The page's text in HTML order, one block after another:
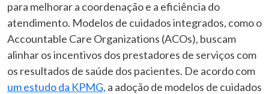
para melhorar a coordenação e a eficiência do
atendimento. Modelos de cuidados integrados, como o
Accountable Care Organizations (ACOs), buscam
alinhar os incentivos dos prestadores de serviços com
os resultados de saúde dos pacientes. De acordo com
um estudo da KPMG, a adoção de modelos de cuidados